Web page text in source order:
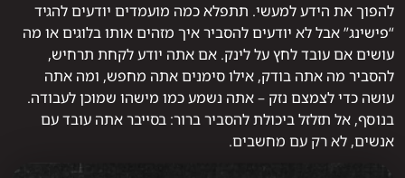
להפוך את הידע למעשי. תתפלא כמה מועמדים יודעים להגיד
“פישינג” אבל לא יודעים להסביר איך מזהים אותו בלוגים או מה
עושים אם עובד לחץ על לינק. אם אתה יודע לקחת תרחיש,
להסביר מה אתה בודק, אילו סימנים אתה מחפש, ומה אתה
עושה כדי לצמצם נזק – אתה נשמע כמו מישהו שמוכן לעבודה.
בנוסף, אל תזלזל ביכולת להסביר ברור: בסייבר אתה עובד עם
אנשים, לא רק עם מחשבים.